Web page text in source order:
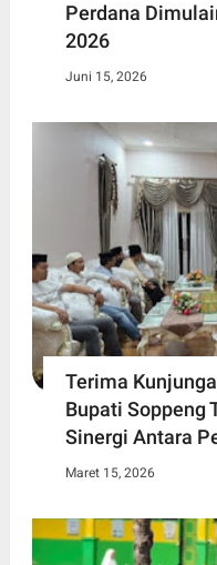
Perdana
2026
Juni 15, 2026
Terima
Bupati Soppeng
Sinergi Antara
Maret 15, 2026